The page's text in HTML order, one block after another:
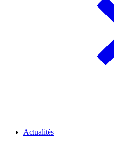
Actualités